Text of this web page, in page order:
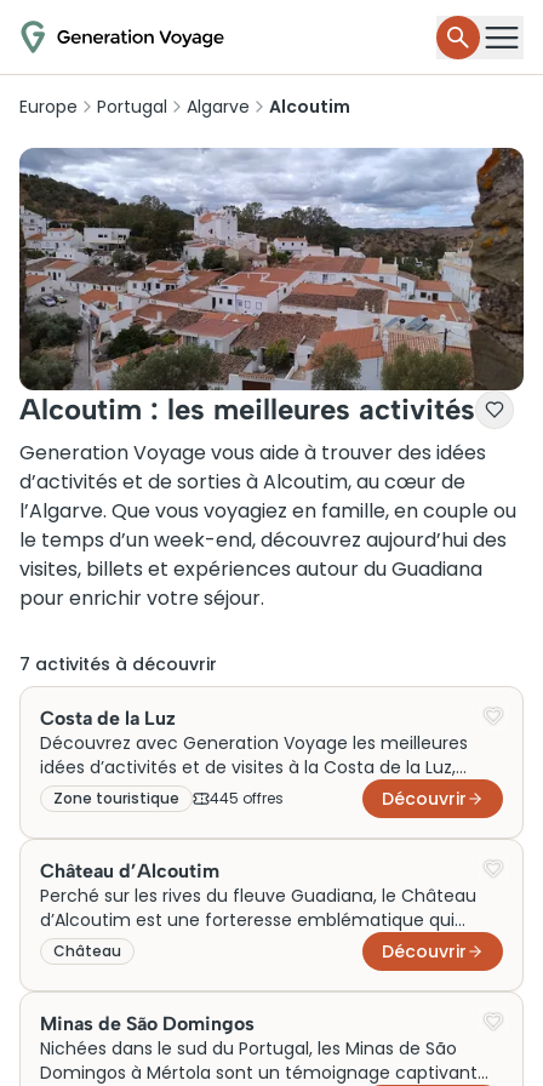
Europe Portugal Algarve Alcoutim
Alcoutim : les meilleures activités
Generation Voyage vous aide à trouver des idées
d’activités et de sorties à Alcoutim, au cœur de
l’Algarve. Que vous voyagiez en famille, en couple ou
le temps d’un week-end, découvrez aujourd’hui des
visites, billets et expériences autour du Guadiana
pour enrichir votre séjour.
7 activités à découvrir
Costa de la Luz
Découvrez avec Generation Voyage les meilleures
idées d’activités et de visites à la Costa de la Luz,
parfaites pour un week-end en famille ou un voyage
en couple. Entre plages lumineuses, sorties nature et
découvertes culturelles autour des villages andalous,
profitez d’expériences inoubliables sur cette côte
sauvage de l’Espagne.
Zone touristique 445 offres Découvrir
Château d’Alcoutim
Perché sur les rives du fleuve Guadiana, le Château
d’Alcoutim est une forteresse emblématique qui
témoigne de l’histoire médiévale du Portugal.
Construit au XIVe siècle, ce château servait à
protéger la frontière contre les invasions espagnoles.
Ses murailles robustes offrent une vue panoramique
sur les paysages environnants, symboles de la lutte
ancestrale entre les Royaumes ibériques. Aujourd’hui, il
Château Découvrir
Minas de São Domingos
Nichées dans le sud du Portugal, les Minas de São
Domingos à Mértola sont un témoignage captivant